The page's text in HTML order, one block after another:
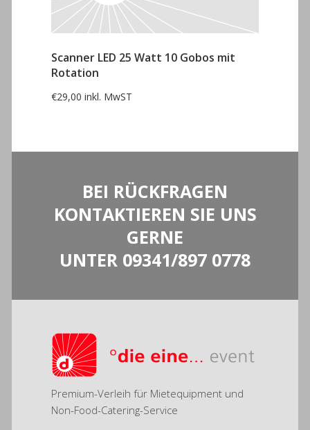
Scanner LED 25 Watt 10 Gobos mit
Rotation
€29,00 inkl. MwST
BEI RÜCKFRAGEN
KONTAKTIEREN SIE UNS
GERNE
UNTER 09341/897 0778
Premium-Verleih für Mietequipment und
Non-Food-Catering-Service